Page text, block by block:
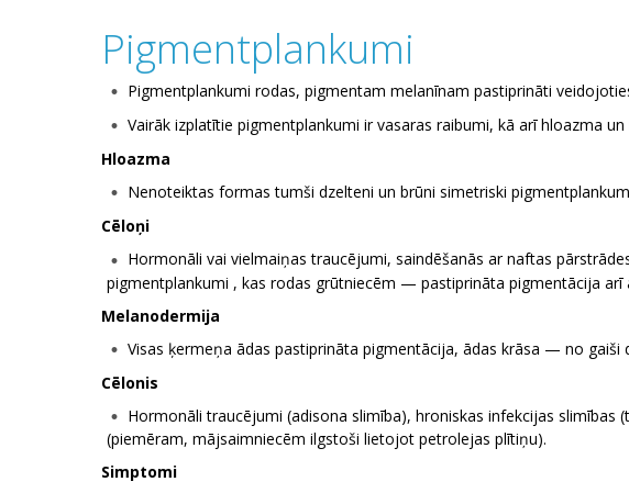
Pigmentplankumi
Pigmentplankumi rodas, pigmentam melanīnam pastiprināti
Vairāk izplatītie pigmentplankumi ir vasaras raibumi, kā arī hloazma
Hloazma
Nenoteiktas formas tumši dzelteni un brūni simetriski
Cēloņi
Hormonāli vai vielmaiņas traucējumi, saindēšanās ar naftas
pigmentplankumi , kas rodas grūtniecēm — pastiprināta pigmentācija
Melanodermija
Visas ķermeņa ādas pastiprināta pigmentācija, ādas krāsa — no gaiši
Cēlonis
Hormonāli traucējumi (adisona slimība), hroniskas infekcijas
(piemēram, mājsaimniecēm ilgstoši lietojot petrolejas plītiņu).
Simptomi